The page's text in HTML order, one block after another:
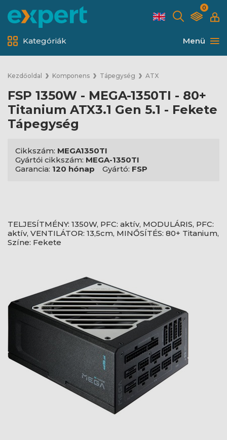
0
Menü
Kategóriák
Kezdőoldal Komponens Tápegység ATX
FSP 1350W - MEGA-1350TI - 80+
Titanium ATX3.1 Gen 5.1 - Fekete
Tápegység
Cikkszám: MEGA1350TI
Gyártói cikkszám: MEGA-1350TI
Garancia: 120 hónap Gyártó: FSP
TELJESÍTMÉNY: 1350W, PFC: aktív, MODULÁRIS, PFC:
aktív, VENTILÁTOR: 13,5cm, MINŐSÍTÉS: 80+ Titanium,
Színe: Fekete